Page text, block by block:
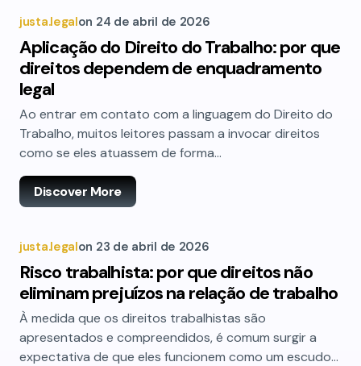
justa.legalon 24 de abril de 2026
Aplicação do Direito do Trabalho: por que
direitos dependem de enquadramento
legal
Ao entrar em contato com a linguagem do Direito do
Trabalho, muitos leitores passam a invocar direitos
como se eles atuassem de forma…
Discover More
justa.legalon 23 de abril de 2026
Risco trabalhista: por que direitos não
eliminam prejuízos na relação de trabalho
À medida que os direitos trabalhistas são
apresentados e compreendidos, é comum surgir a
expectativa de que eles funcionem como um escudo…